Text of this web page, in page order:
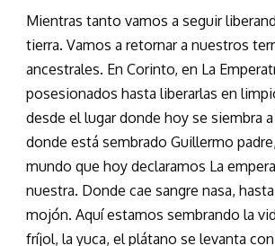
Mientras tanto vamos a seguir
tierra. Vamos a retornar a nuestros
ancestrales. En Corinto, en La
posesionados hasta liberarlas en
desde el lugar donde hoy se siembra
donde está sembrado Guillermo
mundo que hoy declaramos La
nuestra. Donde cae sangre nasa,
mojón. Aquí estamos sembrando la
fríjol, la yuca, el plátano se levanta